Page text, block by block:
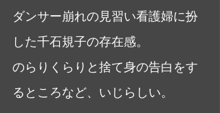
ダンサー崩れの見習い看護婦に扮
した千石規子の存在感。
のらりくらりと捨て身の告白をす
るところなど、いじらしい。